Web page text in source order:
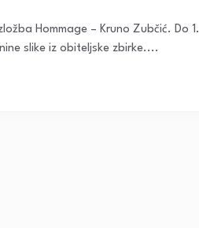
Hommage – Kruno Zubčić. Do 1.
slike iz obiteljske zbirke....